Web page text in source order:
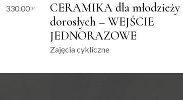
330.00 zł
CERAMIKA dla
dorosłych – WEJŚCIE
JEDNORAZOWE
Zajęcia cykliczne